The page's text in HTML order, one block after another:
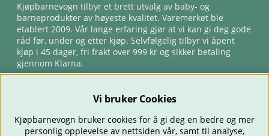
Kjøpbarnevogn tilbyr et brett utvalg av baby- og
barneprodukter av høyeste kvalitet. Varemerket ble
etablert 2009. Vår lange erfaring gjør at vi kan gi deg gode
råd før, under og etter kjøp. Selvfølgelig tilbyr vi åpent
kjøp i 45 dager, fri frakt over 999 kr og sikker betaling
gjennom Klarna.
Vi bruker Cookies
Kjøpbarnevogn bruker cookies for å gi deg en bedre og mer
personlig opplevelse av nettsiden vår, samt til analyse,